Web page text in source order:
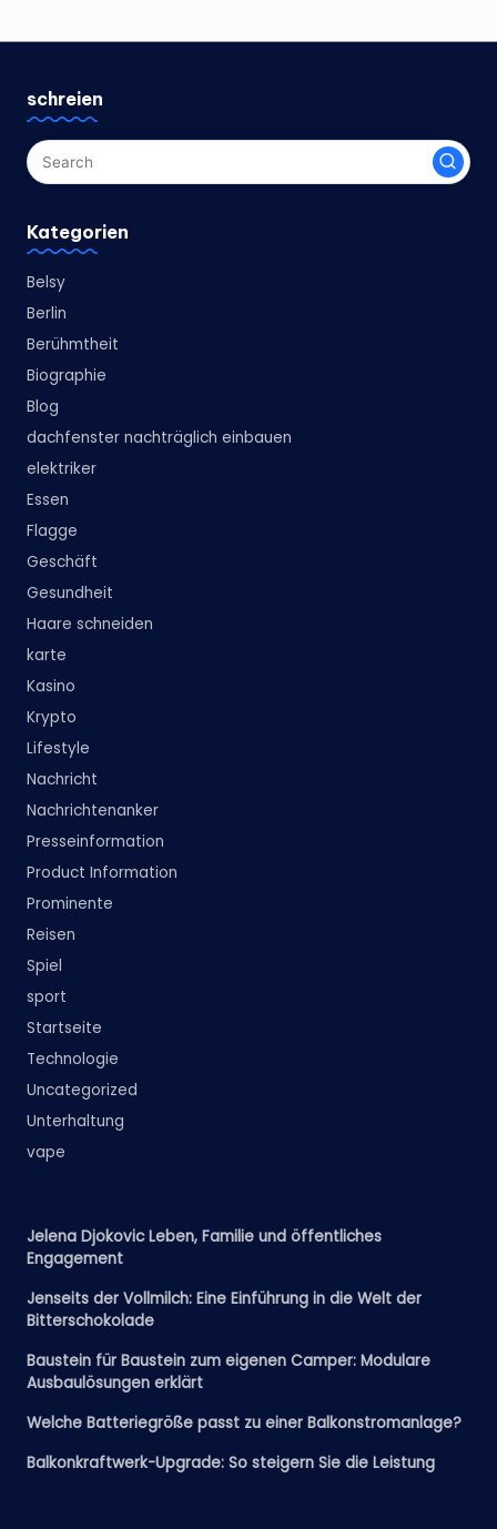
schreien
Kategorien
Belsy
Berlin
Berühmtheit
Biographie
Blog
dachfenster nachträglich einbauen
elektriker
Essen
Flagge
Geschäft
Gesundheit
Haare schneiden
karte
Kasino
Krypto
Lifestyle
Nachricht
Nachrichtenanker
Presseinformation
Product Information
Prominente
Reisen
Spiel
sport
Startseite
Technologie
Uncategorized
Unterhaltung
vape
Jelena Djokovic Leben, Familie und öffentliches
Engagement
Jenseits der Vollmilch: Eine Einführung in die Welt der
Bitterschokolade
Baustein für Baustein zum eigenen Camper: Modulare
Ausbaulösungen erklärt
Welche Batteriegröße passt zu einer Balkonstromanlage?
Balkonkraftwerk-Upgrade: So steigern Sie die Leistung